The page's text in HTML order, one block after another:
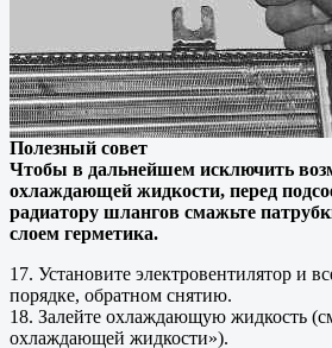
Полезный совет
Чтобы в дальнейшем исключить
охлаждающей жидкости, перед
радиатору шлангов смажьте
слоем герметика.
17. Установите электровентилятор и
порядке, обратном снятию.
18. Залейте охлаждающую жидкость
охлаждающей жидкости»).